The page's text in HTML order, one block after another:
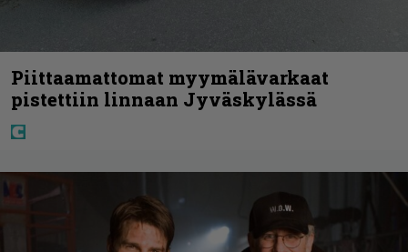
Piittaamattomat myymälävarkaat
pistettiin linnaan Jyväskylässä